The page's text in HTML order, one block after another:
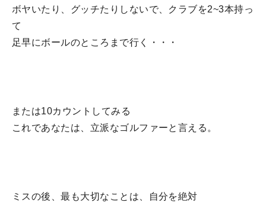
ボヤいたり、グッチたりしないで、クラブを2~3本持っ
て
足早にボールのところまで行く・・・
または10カウントしてみる
これであなたは、立派なゴルファーと言える。
ミスの後、最も大切なことは、自分を絶対